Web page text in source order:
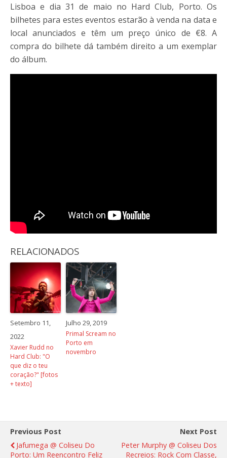
Lisboa e dia 31 de maio no Hard Club, Porto. Os
bilhetes para estes eventos estarão à venda na data e
local anunciados e têm um preço único de €8. A
compra do bilhete dá também direito a um exemplar
do álbum.
RELACIONADOS
Setembro 11,
2022
Xavier Rudd no
Hard Club: "O
que diz o teu
coração?" [fotos
+ texto]
Julho 29, 2019
Primal Scream no
Porto em
novembro
Previous Post
Jafumega @ Coliseu Do
Porto: Um Reencontro Feliz
Next Post
Peter Murphy @ Coliseu Dos
Recreios: Rock Com Classe,